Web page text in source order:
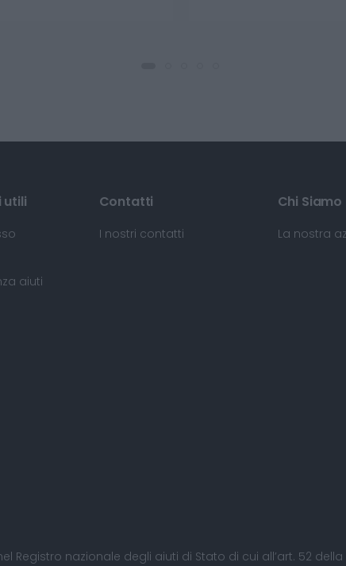
utili
aiuti
Contatti
I nostri contatti
Chi Siamo
La nostra
nazionale degli aiuti di Stato di cui all’art. 52 della